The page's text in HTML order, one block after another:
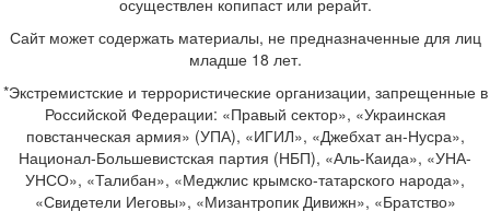
Сайт может содержать материалы, не предназначенные для лиц
младше 18 лет.
*Экстремистские и террористические организации, запрещенные в
Российской Федерации: «Правый сектор», «Украинская
повстанческая армия» (УПА), «ИГИЛ», «Джебхат ан-Нусра»,
Национал-Большевистская партия (НБП), «Аль-Каида», «УНА-
УНСО», «Талибан», «Меджлис крымско-татарского народа»,
«Свидетели Иеговы», «Мизантропик Дивижн», «Братство»